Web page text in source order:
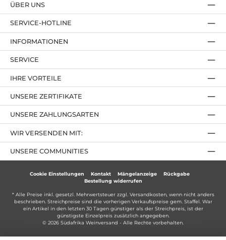
SERVICE-HOTLINE
IHRE VORTEILE
UNSERE ZAHLUNGSARTEN
ÜBER UNS
UNSERE ZERTIFIKATE
INFORMATIONEN
SERVICE
UNSERE COMMUNITIES
WIR VERSENDEN MIT:
Cookie Einstellungen Kontakt Mängelanzeige
Rückgabe
Bestellung widerrufen
* Alle Preise inkl. gesetzl. Mehrwertsteuer zzgl. Versandkosten, wenn nicht anders
beschrieben. Streichpreise sind die vorherigen Verkaufspreise gem. Staffel. War
ein Artikel in den letzten 30 Tagen günstiger als der Streichpreis, ist der
günstigste Einzelpreis zusätzlich angegeben.
© 2026 Südafrika Weinversand - Alle Rechte vorbehalten.